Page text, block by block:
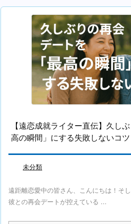
【遠恋成就ライター直伝】久し
高の瞬間」にする失敗しないコツ
未分類
遠距離恋愛中の皆さん、こんにちは！そ
彼との再会デートが控えている ...